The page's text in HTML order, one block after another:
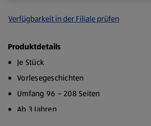
Verfügbarkeit in der Filiale prüfen
Produktdetails
Je Stück
Vorlesegeschichten
Umfang 96 – 208 Seiten
Ab 3 Jahren